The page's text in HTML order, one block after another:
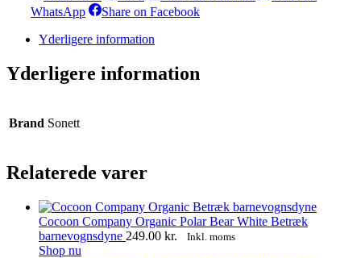
on
X
on
Pinterest
WhatsAppShare
WhatsApp
Share on FacebookShare
Yderligere information
Yderligere information
Brand Sonett
Relaterede varer
Cocoon Company Organic Polar Bear White Betræk
barnevognsdyne 249.00 kr. Inkl. moms
Shop nu